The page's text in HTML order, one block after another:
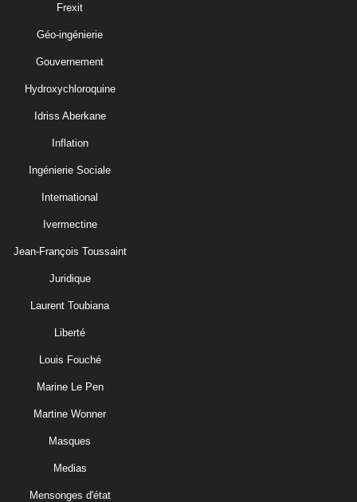
Frexit
Géo-ingénierie
Gouvernement
Hydroxychloroquine
Idriss Aberkane
Inflation
Ingénierie Sociale
International
Ivermectine
Jean-François Toussaint
Juridique
Laurent Toubiana
Liberté
Louis Fouché
Marine Le Pen
Martine Wonner
Masques
Medias
Mensonges d'état